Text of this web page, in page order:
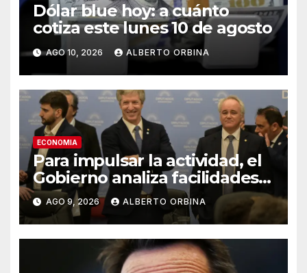
Dólar blue hoy: a cuánto
cotiza este lunes 10 de agosto
AGO 10, 2026 ALBERTO ORBINA
ECONOMIA
Para impulsar la actividad, el
Gobierno analiza facilidades
para que los bancos puedan
prestar dólares
AGO 9, 2026 ALBERTO ORBINA